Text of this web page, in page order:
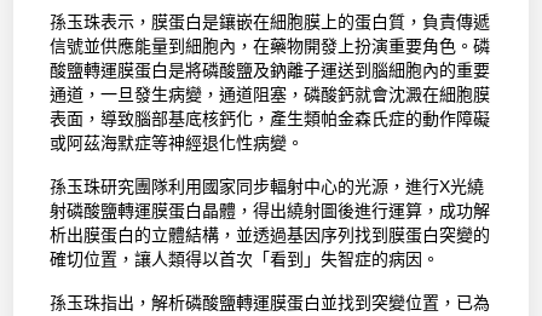
孫玉珠表示，膜蛋白是鑲嵌在細胞膜上的蛋白質，負責傳遞
信號並供應能量到細胞內，在藥物開發上扮演重要角色。磷
酸鹽轉運膜蛋白是將磷酸鹽及鈉離子運送到腦細胞內的重要
通道，一旦發生病變，通道阻塞，磷酸鈣就會沈澱在細胞膜
表面，導致腦部基底核鈣化，產生類帕金森氏症的動作障礙
或阿茲海默症等神經退化性病變。
孫玉珠研究團隊利用國家同步輻射中心的光源，進行X光繞
射磷酸鹽轉運膜蛋白晶體，得出繞射圖後進行運算，成功解
析出膜蛋白的立體結構，並透過基因序列找到膜蛋白突變的
確切位置，讓人類得以首次「看到」失智症的病因。
孫玉珠指出，解析磷酸鹽轉運膜蛋白並找到突變位置，已為